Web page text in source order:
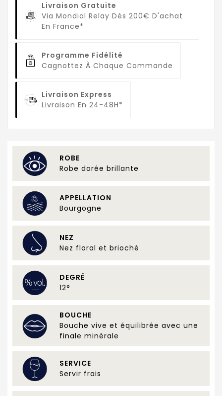
Livraison Gratuite
Via Mondial Relay Dès 200€ D'achat
En France*
Programme Fidélité
Cagnottez À Chaque Commande
Livraison Express
Livraison En 24-48H*
ROBE
Robe dorée brillante
APPELLATION
Bourgogne
NEZ
Nez floral et brioché
DEGRÉ
12°
BOUCHE
Bouche vive et équilibrée avec une
finale minérale
SERVICE
Servir frais